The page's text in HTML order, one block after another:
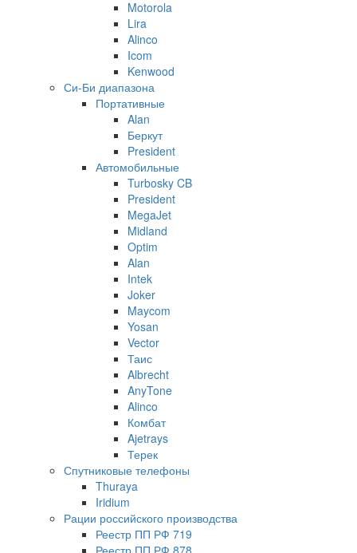
Motorola
Lira
Alinco
Icom
Kenwood
Си-Би диапазона
Портативные
Alan
Беркут
President
Автомобильные
Turbosky CB
President
MegaJet
Midland
Optim
Alan
Intek
Joker
Maycom
Yosan
Vector
Таис
Albrecht
AnyTone
Alinco
Комбат
Ajetrays
Терек
Спутниковые телефоны
Thuraya
Iridium
Рации российского производства
Реестр ПП РФ 719
Реестр ПП РФ 878